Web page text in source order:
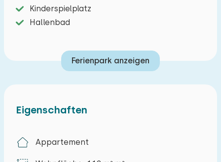
Kühlschrank mit Gefrierfach,
Filterkaffeemaschine, Nespresso und einem
Schlafzimmer mit Etagenbetten. Im Wohnzimmer
ein zweites Badezimmer mit Toilette,
ihre eigenen Gartenmöbel, die im gemeinsamen
Garten genutzt werden können.
Eigenschaften
Appartement
Kinderspielplatz
Hallenbad
Ferienpark anzeigen